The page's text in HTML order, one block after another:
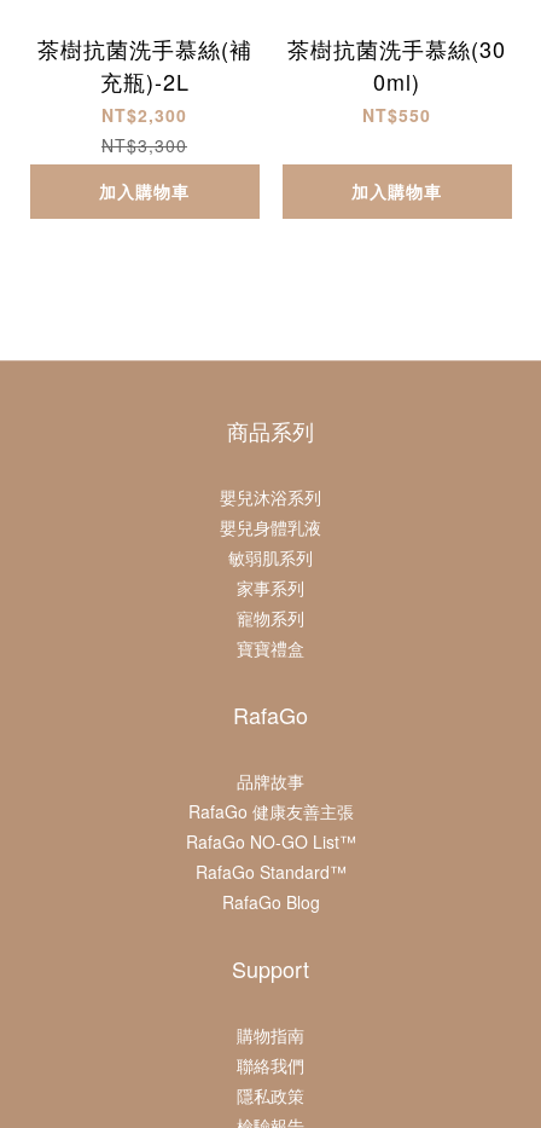
茶樹抗菌洗手慕絲(補
充瓶)-2L
NT$2,300
NT$3,300
加入購物車
茶樹抗菌洗手慕絲(30
0ml)
NT$550
加入購物車
商品系列
嬰兒沐浴系列
嬰兒身體乳液
敏弱肌系列
家事系列
寵物系列
寶寶禮盒
RafaGo
品牌故事
RafaGo 健康友善主張
RafaGo NO-GO List™
RafaGo Standard™
RafaGo Blog
Support
購物指南
聯絡我們
隱私政策